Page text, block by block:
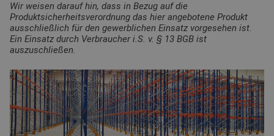
Wir weisen darauf hin, dass in Bezug auf die
Produktsicherheitsverordnung das hier angebotene Produkt
ausschließlich für den gewerblichen Einsatz vorgesehen ist.
Ein Einsatz durch Verbraucher i.S. v. § 13 BGB ist
auszuschließen.